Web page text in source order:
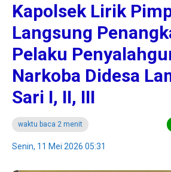
Kapolsek Lirik
Langsung
Pelaku
Narkoba Didesa
Sari I, II, III
waktu baca 2 menit
Senin, 11 Mei 2026 05:31